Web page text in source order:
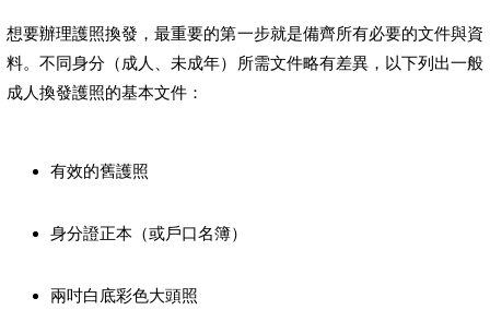
想要辦理護照換發，最重要的第一步就是備齊所有必要的文件與資
料。不同身分（成人、未成年）所需文件略有差異，以下列出一般
成人換發護照的基本文件：
有效的舊護照
身分證正本（或戶口名簿）
兩吋白底彩色大頭照